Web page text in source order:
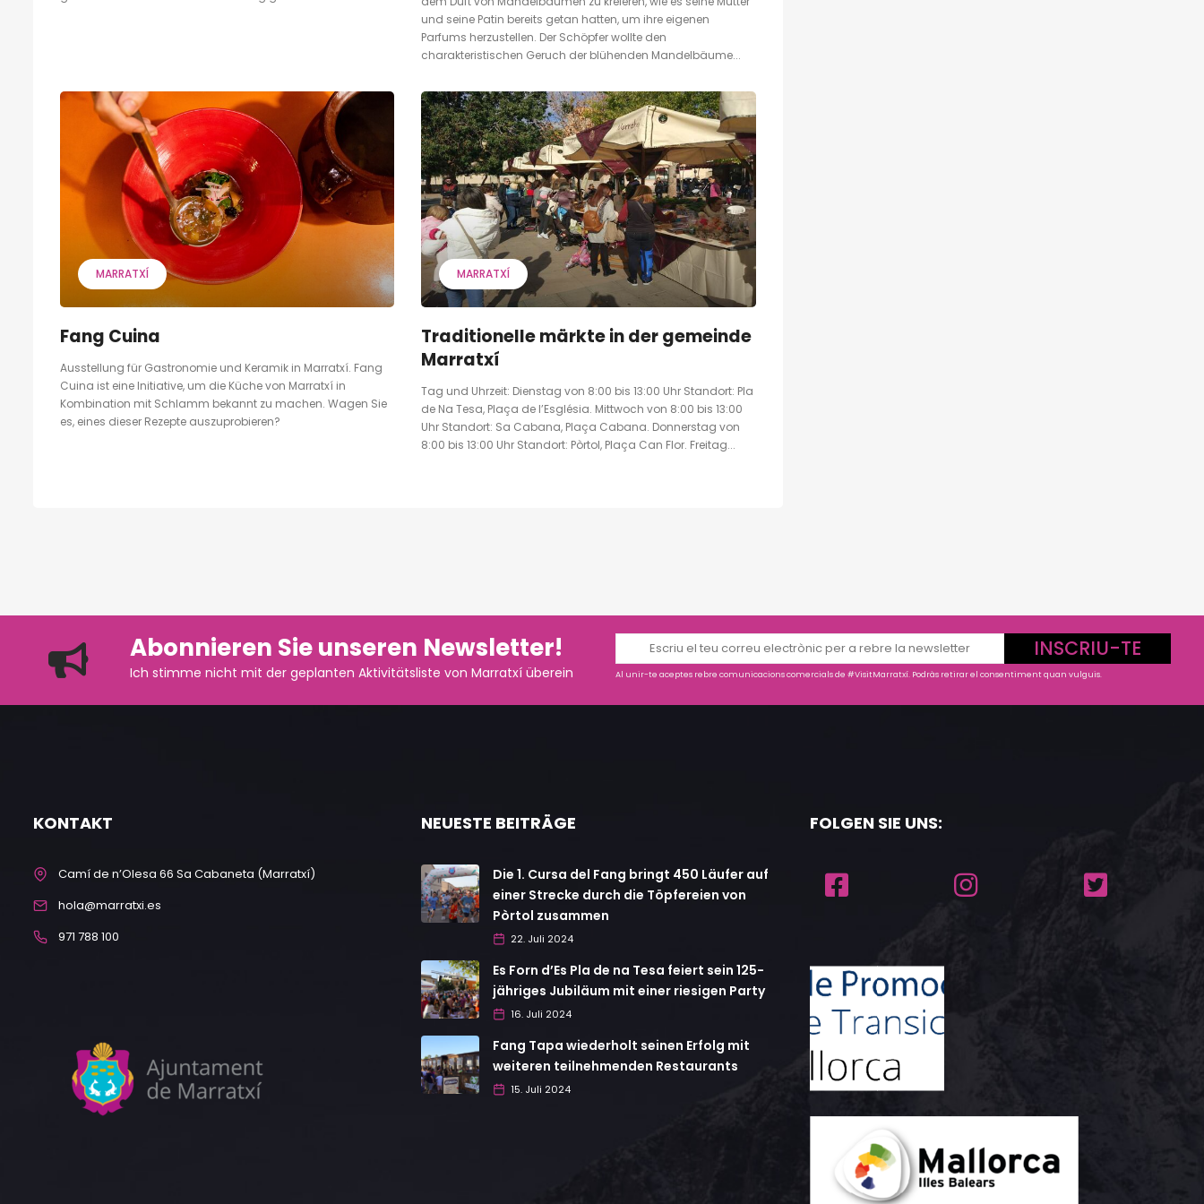
und seine Patin bereits getan hatten, um ihre eigenen
Parfums herzustellen. Der Schöpfer wollte den
charakteristischen Geruch der blühenden Mandelbäume...
MARRATXÍ
Fang Cuina
Ausstellung für Gastronomie und Keramik in Marratxí. Fang
Cuina ist eine Initiative, um die Küche von Marratxí in
Kombination mit Schlamm bekannt zu machen. Wagen Sie
es, eines dieser Rezepte auszuprobieren?
MARRATXÍ
Traditionelle märkte in der gemeinde
Marratxí
Tag und Uhrzeit: Dienstag von 8:00 bis 13:00 Uhr Standort: Pla
de Na Tesa, Plaça de l’Església. Mittwoch von 8:00 bis 13:00
Uhr Standort: Sa Cabana, Plaça Cabana. Donnerstag von
8:00 bis 13:00 Uhr Standort: Pòrtol, Plaça Can Flor. Freitag...
Abonnieren Sie unseren Newsletter!
Ich stimme nicht mit der geplanten Aktivitätsliste von Marratxí überein
INSCRIU-TE
Al unir-te aceptes rebre comunicacions comercials de #VisitMarratxí. Podràs retirar el consentiment quan vulguis.
KONTAKT
Camí de n’Olesa 66 Sa Cabaneta (Marratxí)
hola@marratxi.es
971 788 100
NEUESTE BEITRÄGE
Die 1. Cursa del Fang bringt 450 Läufer auf
einer Strecke durch die Töpfereien von
Pòrtol zusammen
22. Juli 2024
Es Forn d’Es Pla de na Tesa feiert sein 125-
jähriges Jubiläum mit einer riesigen Party
16. Juli 2024
Fang Tapa wiederholt seinen Erfolg mit
weiteren teilnehmenden Restaurants
15. Juli 2024
FOLGEN SIE UNS: